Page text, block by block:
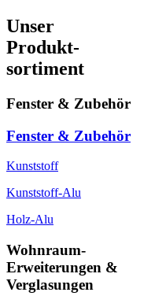
Unser
Produkt-
sortiment
Fenster & Zubehör
Fenster & Zubehör
Kunststoff
Kunststoff-Alu
Holz-Alu
Wohnraum-
Erweiterungen &
Verglasungen